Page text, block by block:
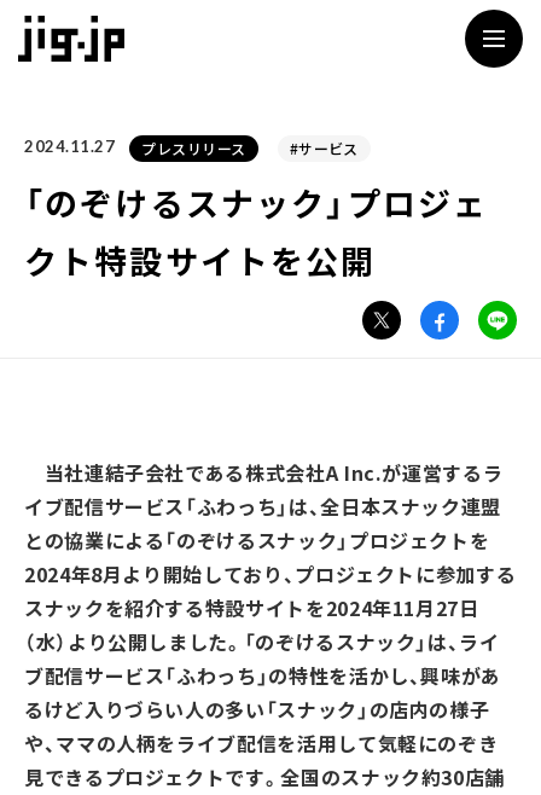
2024.11.27 プレスリリース #サービス
「のぞけるスナック」プロジェ
クト特設サイトを公開
当社連結子会社である株式会社A Inc.が運営するラ
イブ配信サービス「ふわっち」は、全日本スナック連盟
との協業による「のぞけるスナック」プロジェクトを
2024年8月より開始しており、プロジェクトに参加する
スナックを紹介する特設サイトを2024年11月27日
（水）より公開しました。「のぞけるスナック」は、ライ
ブ配信サービス「ふわっち」の特性を活かし、興味があ
るけど入りづらい人の多い「スナック」の店内の様子
や、ママの人柄をライブ配信を活用して気軽にのぞき
見できるプロジェクトです。全国のスナック約30店舗